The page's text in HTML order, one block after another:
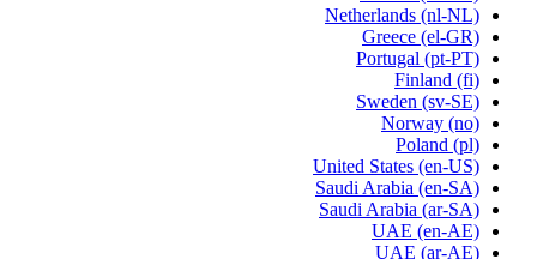
Netherlands (nl-NL)
Greece (el-GR)
Portugal (pt-PT)
Finland (fi)
Sweden (sv-SE)
Norway (no)
Poland (pl)
United States (en-US)
Saudi Arabia (en-SA)
Saudi Arabia (ar-SA)
UAE (en-AE)
UAE (ar-AE)